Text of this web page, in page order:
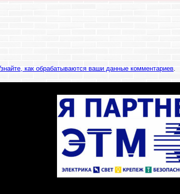
как обрабатываются ваши данные комментариев.